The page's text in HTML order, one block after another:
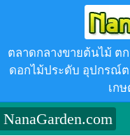
ตลาดกลางขายต้นไม้ ต
ดอกไม้ประดับ อุปกรณ์
เก
NanaGarden.com